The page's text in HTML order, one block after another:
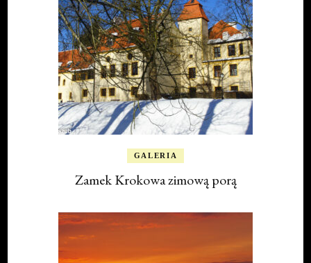
GALERIA
Zamek Krokowa zimową porą